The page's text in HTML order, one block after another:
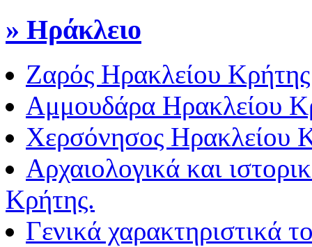
» Ηράκλειο
Ζαρός Ηρακλείου Κρήτης
Αμμουδάρα Ηρακλείου
Χερσόνησος Ηρακλείου
Αρχαιολογικά και
Κρήτης.
Γενικά χαρακτηριστικά